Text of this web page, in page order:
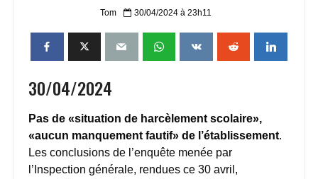
Tom 30/04/2024 à 23h11
30/04/2024
Pas de «situation de harcèlement scolaire»,
«aucun manquement fautif» de l’établissement.
Les conclusions de l’enquête menée par
l’Inspection générale, rendues ce 30 avril,